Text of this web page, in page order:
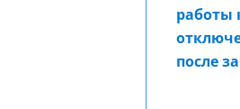
работы
после